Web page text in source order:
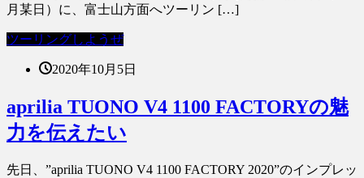
月某日）に、富士山方面へツーリン […]
ツーリングしようぜ
2020年10月5日
aprilia TUONO V4 1100 FACTORYの魅
力を伝えたい
先日、”aprilia TUONO V4 1100 FACTORY 2020”のインプレッ